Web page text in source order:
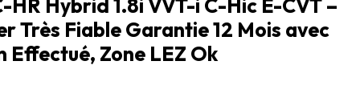
HR Hybrid 1.8i VVT-i C-Hic E-CVT –
Très Fiable Garantie 12 Mois avec
Effectué, Zone LEZ Ok